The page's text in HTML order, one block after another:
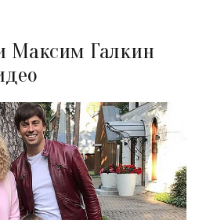
Максим Галкин